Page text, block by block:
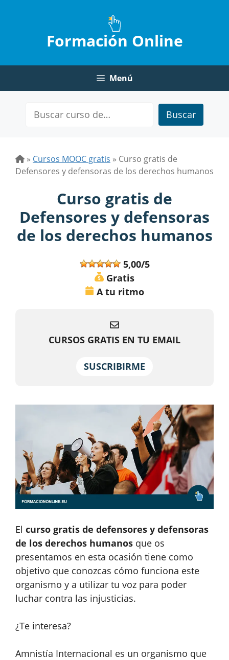
Formación Online
Menú
Buscar
» Cursos MOOC gratis » Curso gratis de
Defensores y defensoras de los derechos humanos
Curso gratis de
Defensores y defensoras
de los derechos humanos
5,00/5
Gratis
A tu ritmo
CURSOS GRATIS EN TU EMAIL
SUSCRIBIRME
El curso gratis de defensores y defensoras
de los derechos humanos que os
presentamos en esta ocasión tiene como
objetivo que conozcas cómo funciona este
organismo y a utilizar tu voz para poder
luchar contra las injusticias.
¿Te interesa?
Amnistía Internacional es un organismo que